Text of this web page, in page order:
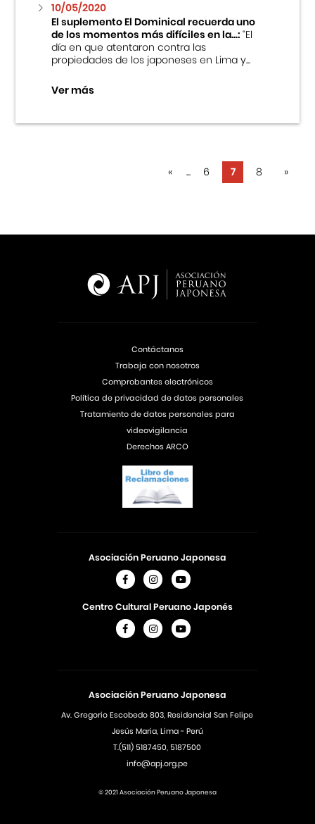
10/05/2020
El suplemento El Dominical recuerda uno
de los momentos más difíciles en la...:“El
día en que atentaron contra las
propiedades de los japoneses en Lima y...
Ver más
« ... 6 7 8 »
Asociación Peruano Japonesa
Av. Gregorio Escobedo 803, Residencial San Felipe
Jesús Maria, Lima - Perú
T.(511) 5187450, 5187500
info@apj.org.pe
Asociación Peruano Japonesa
Centro Cultural Peruano Japonés
Contáctanos
Trabaja con nosotros
Comprobantes electrónicos
Política de privacidad de datos personales
Tratamiento de datos personales para
videovigilancia
Derechos ARCO
© 2021 Asociación Peruano Japonesa